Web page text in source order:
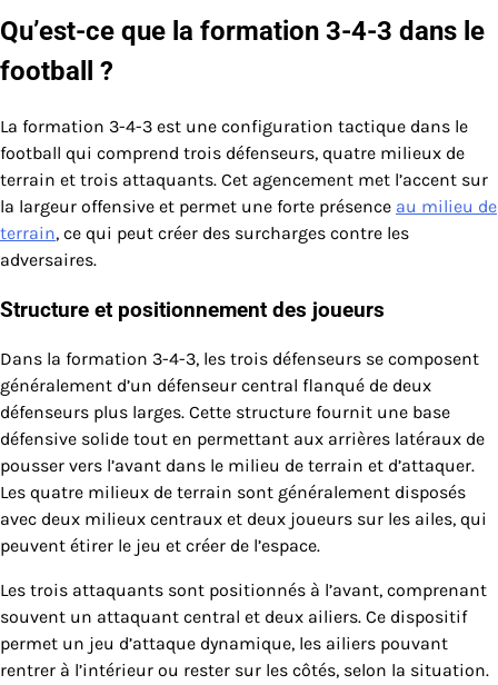
Qu’est-ce que la formation 3-4-3 dans le
football ?
La formation 3-4-3 est une configuration tactique dans le
football qui comprend trois défenseurs, quatre milieux de
terrain et trois attaquants. Cet agencement met l’accent sur
la largeur offensive et permet une forte présence au milieu de
terrain, ce qui peut créer des surcharges contre les
adversaires.
Structure et positionnement des joueurs
Dans la formation 3-4-3, les trois défenseurs se composent
généralement d’un défenseur central flanqué de deux
défenseurs plus larges. Cette structure fournit une base
défensive solide tout en permettant aux arrières latéraux de
pousser vers l’avant dans le milieu de terrain et d’attaquer.
Les quatre milieux de terrain sont généralement disposés
avec deux milieux centraux et deux joueurs sur les ailes, qui
peuvent étirer le jeu et créer de l’espace.
Les trois attaquants sont positionnés à l’avant, comprenant
souvent un attaquant central et deux ailiers. Ce dispositif
permet un jeu d’attaque dynamique, les ailiers pouvant
rentrer à l’intérieur ou rester sur les côtés, selon la situation.